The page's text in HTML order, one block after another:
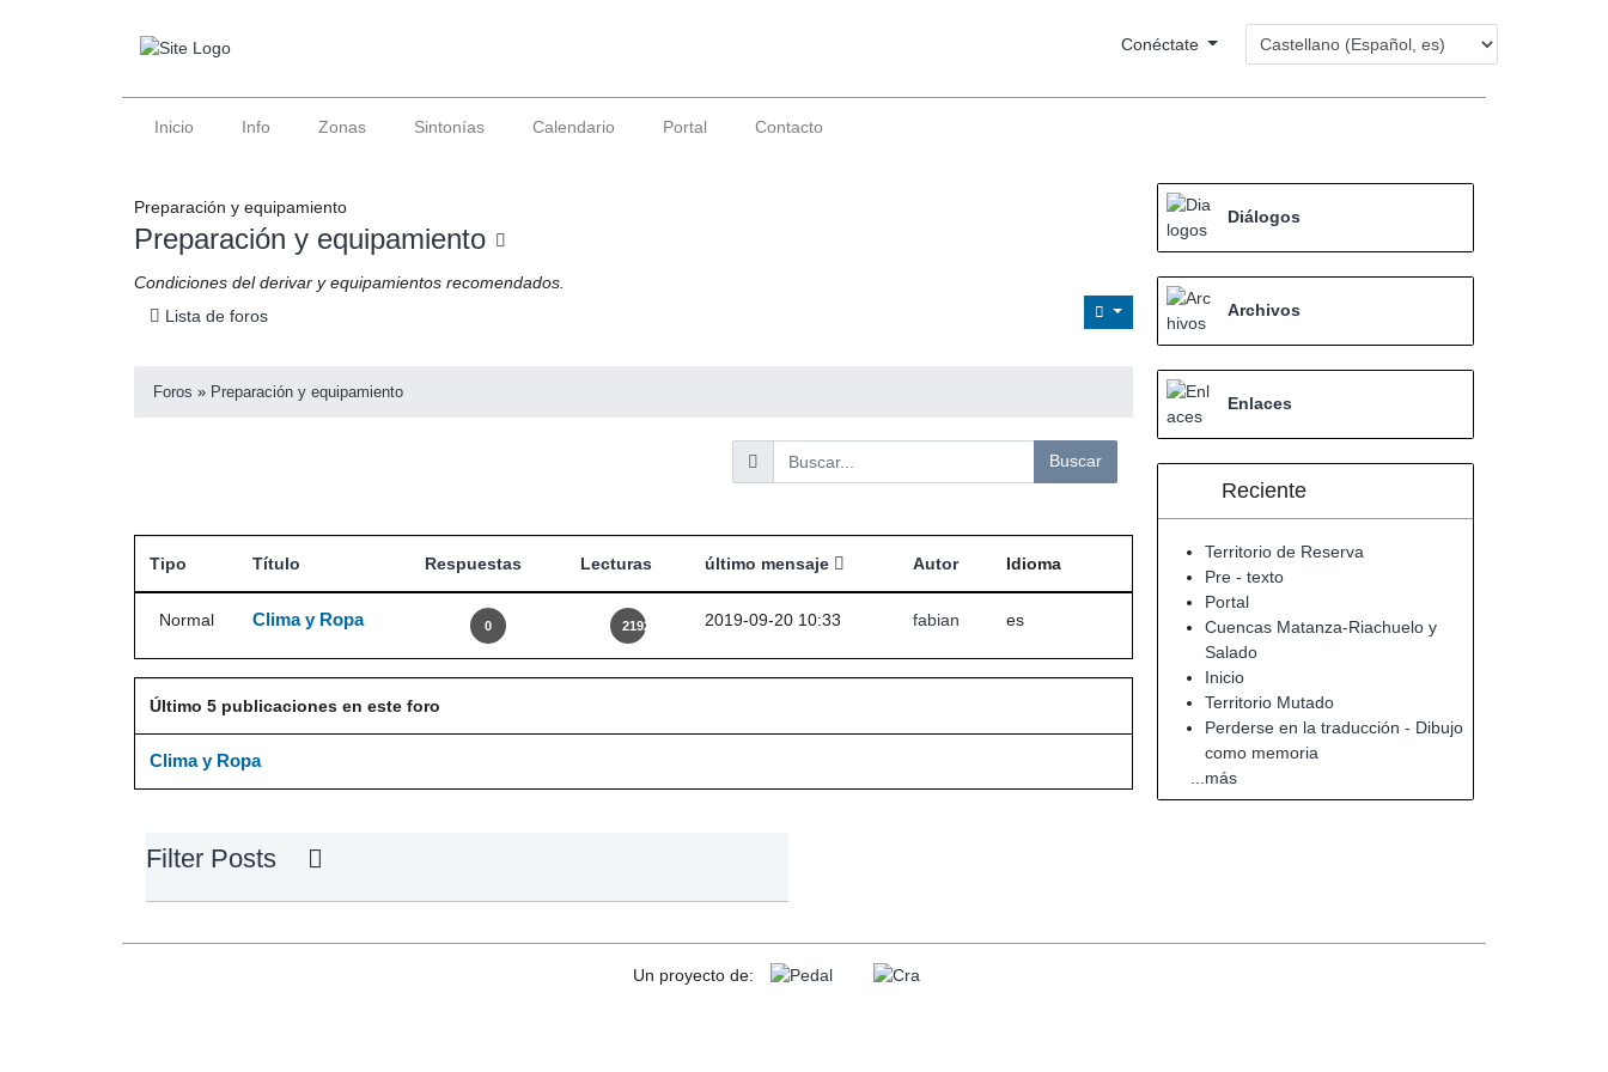
Conéctate
Inicio Info Zonas Sintonías Calendario Portal Contacto
Preparación y equipamiento
Preparación y equipamiento
Condiciones del derivar y equipamientos recomendados.
Lista de foros
Foros » Preparación y equipamiento
Tipo Título Respuestas Lecturas último mensaje Autor Idioma
Normal Clima y Ropa 0 2192 2019-09-20 10:33 fabian es
Último 5 publicaciones en este foro
Clima y Ropa
Filter Posts
Diálogos
Archivos
Enlaces
Reciente
Territorio de Reserva
Pre - texto
Portal
Cuencas Matanza-Riachuelo y
Salado
Inicio
Territorio Mutado
Perderse en la traducción - Dibujo
como memoria
...más
Un proyecto de: